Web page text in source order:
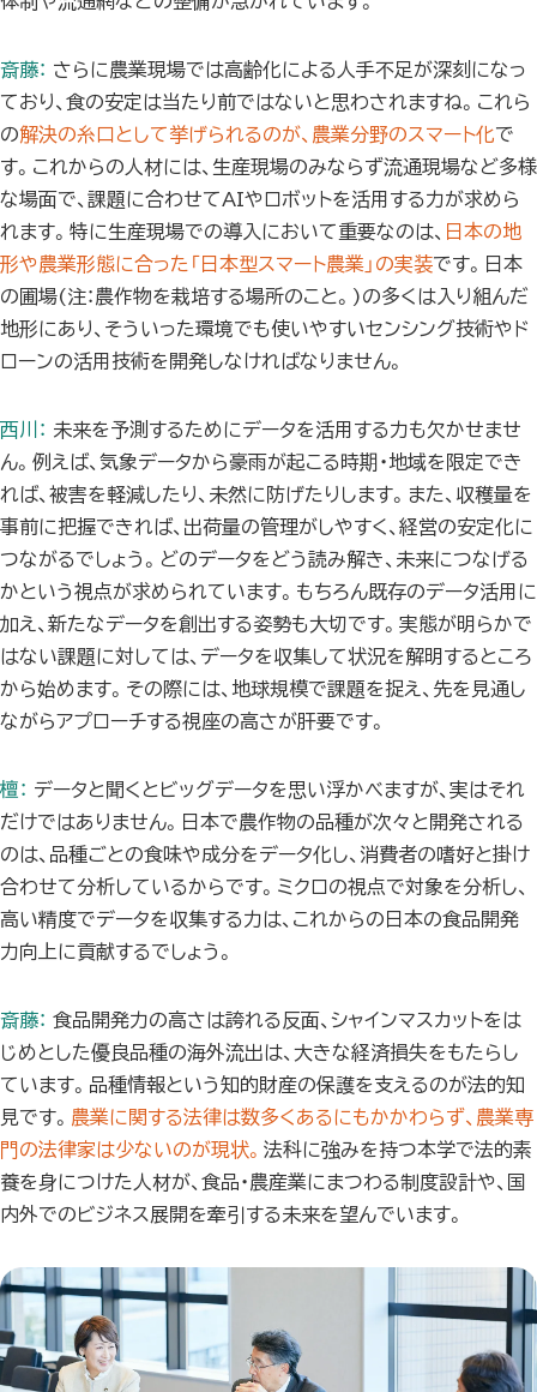
斎藤： さらに農業現場では高齢化による人手不足が深刻になっ
ており、食の安定は当たり前ではないと思わされますね。これら
の解決の糸口として挙げられるのが、農業分野のスマート化で
す。これからの人材には、生産現場のみならず流通現場など多様
な場面で、課題に合わせてAIやロボットを活用する力が求めら
れます。特に生産現場での導入において重要なのは、 日本の地
形や農業形態に合った「日本型スマート農業」の実装です。日本
の圃場(注：農作物を栽培する場所のこと。)の多くは入り組んだ
地形にあり、そういった環境でも使いやすいセンシング技術やド
ローンの活用技術を開発しなければなりません。
西川： 未来を予測するためにデータを活用する力も欠かせませ
ん。例えば、気象データから豪雨が起こる時期・地域を限定でき
れば、被害を軽減したり、未然に防げたりします。また、収穫量を
事前に把握できれば、出荷量の管理がしやすく、経営の安定化に
つながるでしょう。どのデータをどう読み解き、未来につなげる
かという視点が求められています。もちろん既存のデータ活用に
加え、新たなデータを創出する姿勢も大切です。実態が明らかで
はない課題に対しては、データを収集して状況を解明するところ
から始めます。その際には、地球規模で課題を捉え、先を見通し
ながらアプローチする視座の高さが肝要です。
檀： データと聞くとビッグデータを思い浮かべますが、実はそれ
だけではありません。日本で農作物の品種が次々と開発される
のは、品種ごとの食味や成分をデータ化し、消費者の嗜好と掛け
合わせて分析しているからです。ミクロの視点で対象を分析し、
高い精度でデータを収集する力は、これからの日本の食品開発
力向上に貢献するでしょう。
斎藤： 食品開発力の高さは誇れる反面、シャインマスカットをは
じめとした優良品種の海外流出は、大きな経済損失をもたらし
ています。品種情報という知的財産の保護を支えるのが法的知
見です。 農業に関する法律は数多くあるにもかかわらず、農業専
門の法律家は少ないのが現状。 法科に強みを持つ本学で法的素
養を身につけた人材が、食品・農産業にまつわる制度設計や、国
内外でのビジネス展開を牽引する未来を望んでいます。